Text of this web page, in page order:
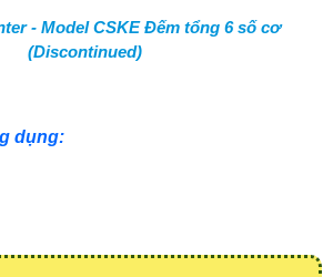
- Model CSKE Đếm tổng 6 số cơ
(Discontinued)
dụng: